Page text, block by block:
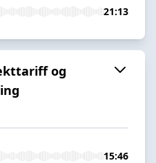
21:13
og
15:46